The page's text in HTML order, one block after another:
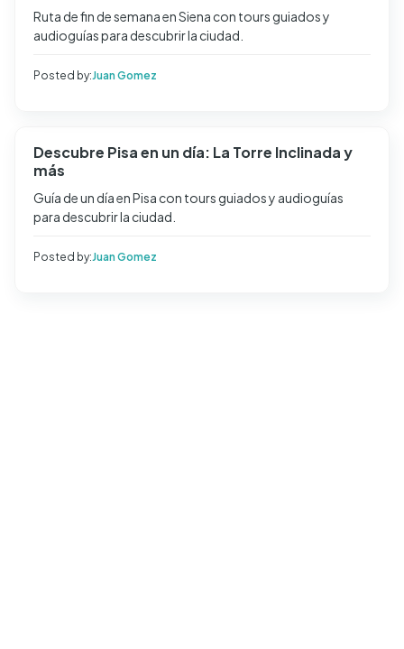
Ruta de fin de semana en Siena con tours guiados y
audioguías para descubrir la ciudad.
Posted by:Juan Gomez
Descubre Pisa en un día: La Torre Inclinada y
más
Guía de un día en Pisa con tours guiados y audioguías
para descubrir la ciudad.
Posted by:Juan Gomez